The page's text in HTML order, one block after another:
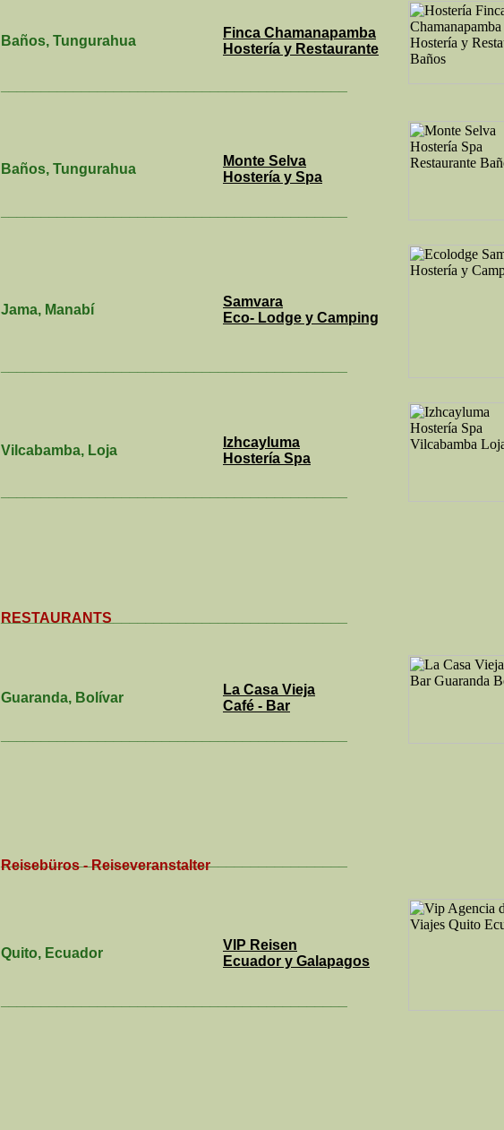
___________________________________________
___________________________________________
Baños, Tungurahua
Finca Chamanapamba
Hostería y Restaurante
Baños, Tungurahua
Monte Selva
Hostería y Spa
Jama, Manabí
Samvara
Eco- Lodge y Camping
Vilcabamba, Loja
Izhcayluma
Hostería Spa
Guaranda, Bolívar
La Casa Vieja
Café - Bar
RESTAURANTS
Quito, Ecuador
VIP Reisen
Ecuador y Galapagos
Reisebüros - Reiseveranstalter